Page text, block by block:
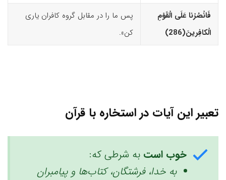
فَانْصُرْنا عَلَى الْقَوْمِ
الْکافِرینَ(286)‏
پس ما را در مقابل گروه کافران یاری
کن».
تعبیر این آیات در استخاره با قرآن
خوب است به شرطی که:
به خدا، ‌‌‌فرشتگان، کتاب‌ها و پیامبران